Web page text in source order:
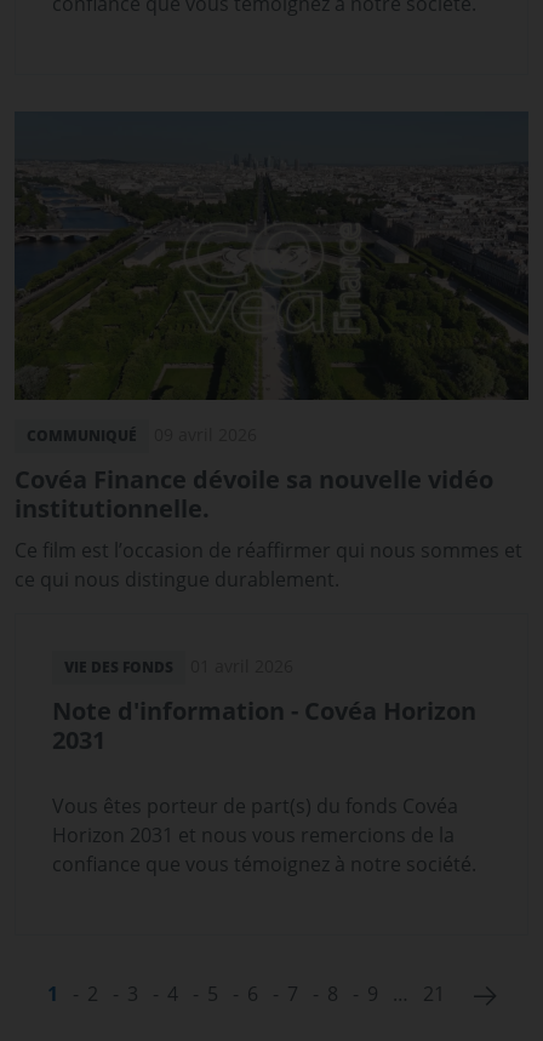
COMMUNIQUÉ
Covéa Finance dévoile sa nouvelle vidéo
institutionnelle.
Ce film est l’occasion de réaffirmer qui nous sommes et
ce qui nous distingue durablement.
VIE DES FONDS
Note d'information - Covéa Horizon
2031
Vous êtes porteur de part(s) du fonds Covéa
Horizon 2031 et nous vous remercions de la
confiance que vous témoignez à notre société.
1 2 3 4 5 6 7 8 9 … 21 Next